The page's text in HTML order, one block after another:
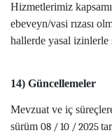
Hizmetlerimiz
ebeveyn/vasi rızası
hallerde yasal izinlerle
14) Güncellemeler
Mevzuat ve iç
sürüm 08 / 10 / 2025